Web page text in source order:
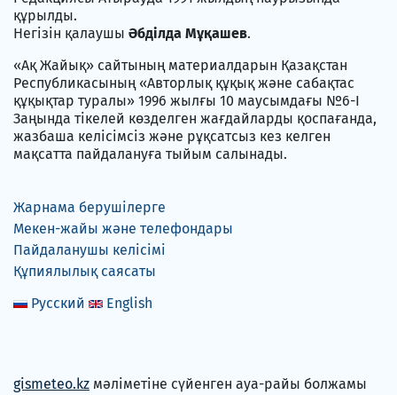
құрылды.
Негізін қалаушы Әбділда Мұқашев.
«Ақ Жайық» сайтының материалдарын Қазақстан
Республикасының «Авторлық құқық және сабақтас
құқықтар туралы» 1996 жылғы 10 маусымдағы №6-I
Заңында тікелей көзделген жағдайларды қоспағанда,
жазбаша келісімсіз және рұқсатсыз кез келген
мақсатта пайдалануға тыйым салынады.
Жарнама берушілерге
Мекен-жайы және телефондары
Пайдаланушы келісімі
Құпиялылық саясаты
Русский
English
gismeteo.kz мәліметіне сүйенген ауа-райы болжамы